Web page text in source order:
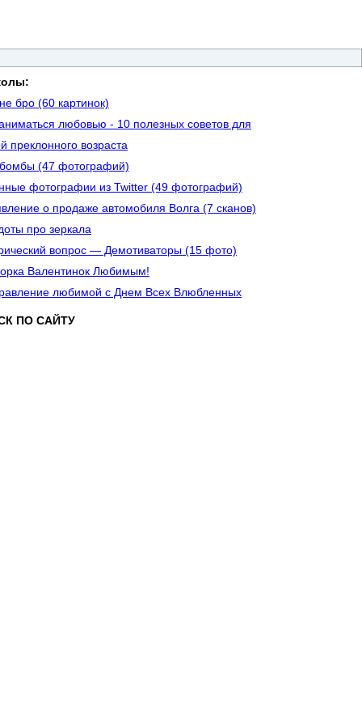
бро (60 картинок)
любовью - 10 полезных советов для
преклонного возраста
(47 фотографий)
фотографии из Twitter (49 фотографий)
о продаже автомобиля Волга (7 сканов)
про зеркала
вопрос — Демотиваторы (15 фото)
Валентинок Любимым!
любимой с Днем Всех Влюбленных
ПО САЙТУ